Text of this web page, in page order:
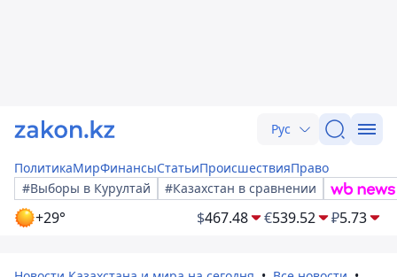
Рус
ПолитикаМирФинансыСтатьиПроисшествияПраво
#Выборы в Курултай
#Казахстан в сравнении
+29° $467.48 €539.52 ₽5.73